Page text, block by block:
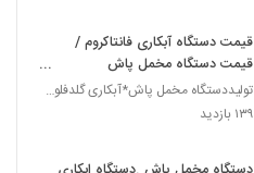
قیمت دستگاه آبکاری فانتاکروم /
قیمت دستگاه مخمل پاش
09029236102
تولیددستگاه مخمل پاش*آبکاری گلدفلوک 09106565375
۱۳۹ بازدید